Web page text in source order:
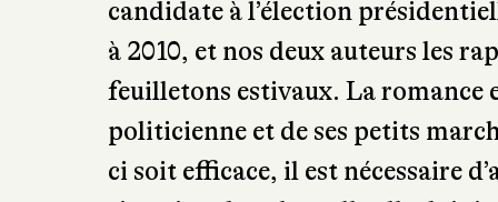
candidate à l’élection
à 2010, et nos deux auteurs les
feuilletons estivaux. La romance
politicienne et de ses petits
ci soit efficace, il est nécessaire